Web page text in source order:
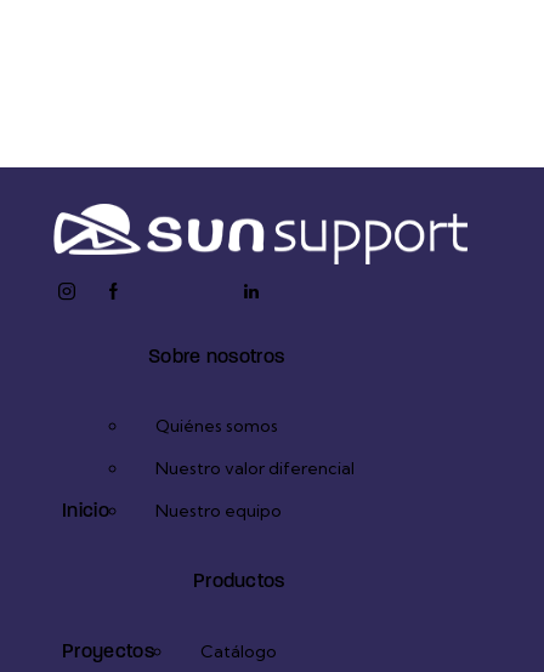
instagramfacebook- youtube2
linkedin
Inicio
Sobre nosotros
Quiénes somos
Nuestro valor diferencial
Nuestro equipo
Proyectos
Productos
Catálogo